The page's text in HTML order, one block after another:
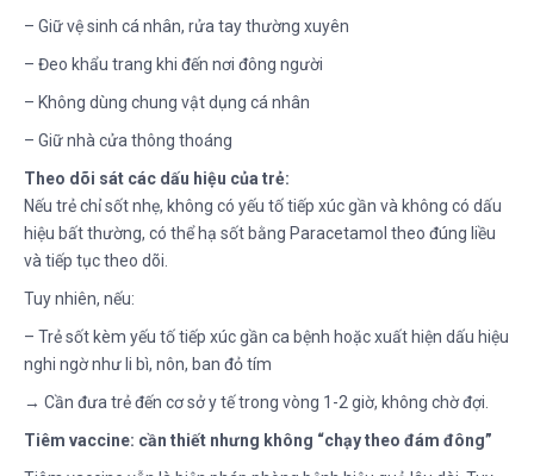
– Giữ vệ sinh cá nhân, rửa tay thường xuyên
– Đeo khẩu trang khi đến nơi đông người
– Không dùng chung vật dụng cá nhân
– Giữ nhà cửa thông thoáng
Theo dõi sát các dấu hiệu của trẻ:
Nếu trẻ chỉ sốt nhẹ, không có yếu tố tiếp xúc gần và không có dấu
hiệu bất thường, có thể hạ sốt bằng Paracetamol theo đúng liều
và tiếp tục theo dõi.
Tuy nhiên, nếu:
– Trẻ sốt kèm yếu tố tiếp xúc gần ca bệnh hoặc xuất hiện dấu hiệu
nghi ngờ như li bì, nôn, ban đỏ tím
→ Cần đưa trẻ đến cơ sở y tế trong vòng 1-2 giờ, không chờ đợi.
Tiêm vaccine: cần thiết nhưng không “chạy theo đám đông”